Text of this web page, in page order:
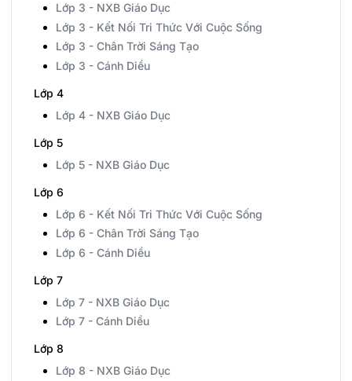
Lớp 3 - NXB Giáo Dục
Lớp 3 - Kết Nối Tri Thức Với Cuộc Sống
Lớp 3 - Chân Trời Sáng Tạo
Lớp 3 - Cánh Diều
Lớp 4
Lớp 4 - NXB Giáo Dục
Lớp 5
Lớp 5 - NXB Giáo Dục
Lớp 6
Lớp 6 - Kết Nối Tri Thức Với Cuộc Sống
Lớp 6 - Chân Trời Sáng Tạo
Lớp 6 - Cánh Diều
Lớp 7
Lớp 7 - NXB Giáo Dục
Lớp 7 - Cánh Diều
Lớp 8
Lớp 8 - NXB Giáo Dục